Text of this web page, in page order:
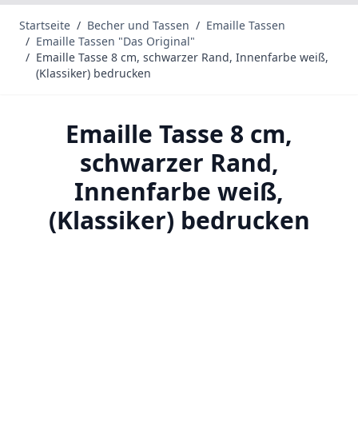
Startseite / Becher und Tassen / Emaille Tassen
/ Emaille Tassen "Das Original"
/ Emaille Tasse 8 cm, schwarzer Rand, Innenfarbe weiß,
(Klassiker) bedrucken
Emaille Tasse 8 cm,
schwarzer Rand,
Innenfarbe weiß,
(Klassiker) bedrucken